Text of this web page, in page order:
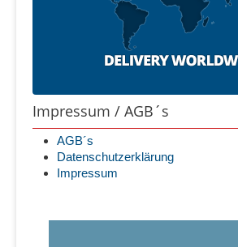
Impressum / AGB´s
AGB´s
Datenschutzerklärung
Impressum